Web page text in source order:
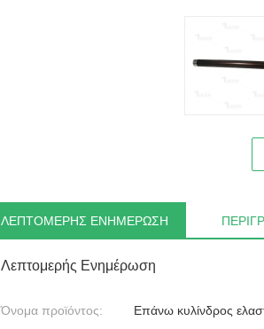
ΛΕΠΤΟΜΕΡΉΣ ΕΝΗΜΈΡΩΣΗ
Λεπτομερής Ενημέρωση
Όνομα προϊόντος: Επάνω κυλίνδρος